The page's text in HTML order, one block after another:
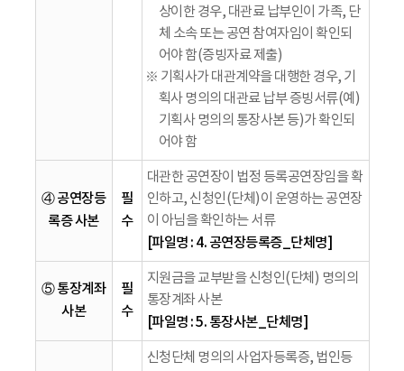
상이한 경우, 대관료 납부인이 가족, 단
체 소속 또는 공연 참여자임이 확인되
어야 함(증빙자료 제출)
※ 기획사가 대관계약을 대행한 경우, 기
획사 명의의 대관료 납부 증빙서류(예)
기획사 명의의 통장사본 등)가 확인되
어야 함
④ 공연장등
록증 사본
필
수
대관한 공연장이 법정 등록공연장임을 확
인하고, 신청인(단체)이 운영하는 공연장
이 아님을 확인하는 서류
[파일명 : 4. 공연장등록증_단체명]
⑤ 통장계좌
사본
필
수
지원금을 교부받을 신청인(단체) 명의의
통장계좌 사본
[파일명 : 5. 통장사본_단체명]
신청단체 명의의 사업자등록증, 법인등